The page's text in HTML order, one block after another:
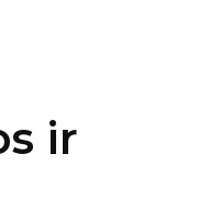
ir